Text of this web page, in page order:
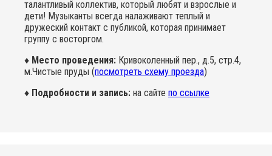
талантливый коллектив, который любят и взрослые и
дети! Музыканты всегда налаживают теплый и
дружеский контакт с публикой, которая принимает
группу с восторгом.
♦ Место проведения: Кривоколенный пер., д.5, стр.4,
м.Чистые пруды (посмотреть схему проезда)
♦ Подробности и запись: на сайте по ссылке